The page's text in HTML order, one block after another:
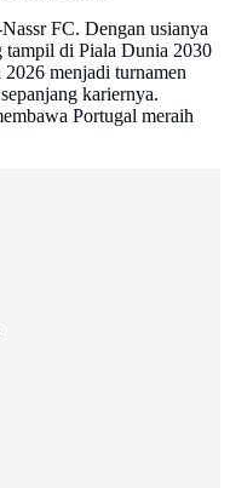
FC. Dengan usianya
tampil di Piala Dunia 2030
menjadi turnamen
kariernya.
Portugal meraih